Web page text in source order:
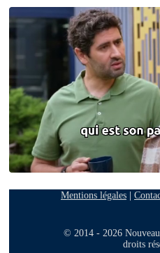
Mentions légales|
© 2014 - 2026
droits